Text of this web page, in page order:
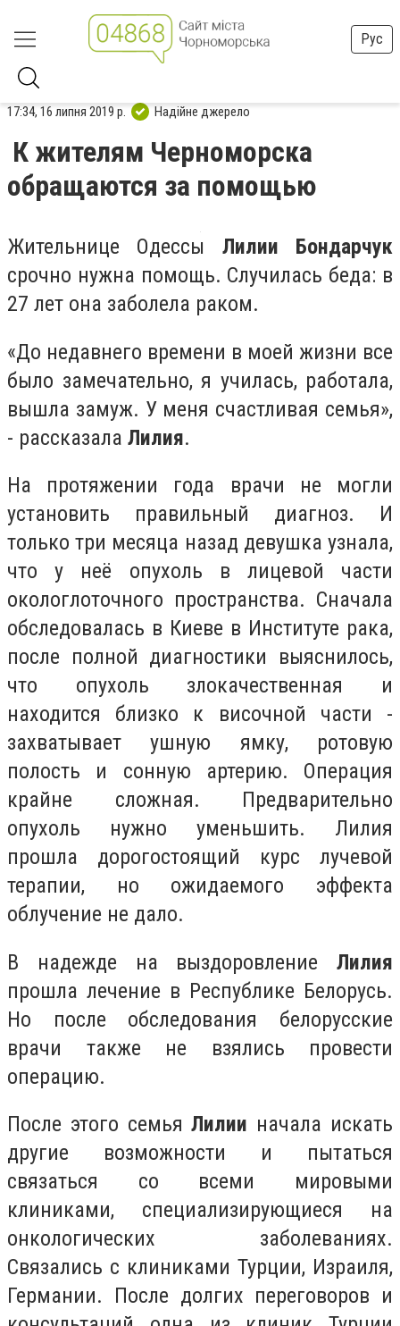
Рус
17:34, 16 липня 2019 р. Надійне джерело
К жителям Черноморска
обращаются за помощью
Жительнице Одессы Лилии Бондарчук
срочно нужна помощь. Случилась беда: в
27 лет она заболела раком.
«До недавнего времени в моей жизни все
было замечательно, я училась, работала,
вышла замуж. У меня счастливая семья»,
- рассказала Лилия.
На протяжении года врачи не могли
установить правильный диагноз. И
только три месяца назад девушка узнала,
что у неё опухоль в лицевой части
окологлоточного пространства. Сначала
обследовалась в Киеве в Институте рака,
после полной диагностики выяснилось,
что опухоль злокачественная и
находится близко к височной части -
захватывает ушную ямку, ротовую
полость и сонную артерию. Операция
крайне сложная. Предварительно
опухоль нужно уменьшить. Лилия
прошла дорогостоящий курс лучевой
терапии, но ожидаемого эффекта
облучение не дало.
В надежде на выздоровление Лилия
прошла лечение в Республике Белорусь.
Но после обследования белорусские
врачи также не взялись провести
операцию.
После этого семьяЛилии начала искать
другие возможности и пытаться
связаться со всеми мировыми
клиниками, специализирующиеся на
онкологических заболеваниях.
Связались с клиниками Турции, Израиля,
Германии. После долгих переговоров и